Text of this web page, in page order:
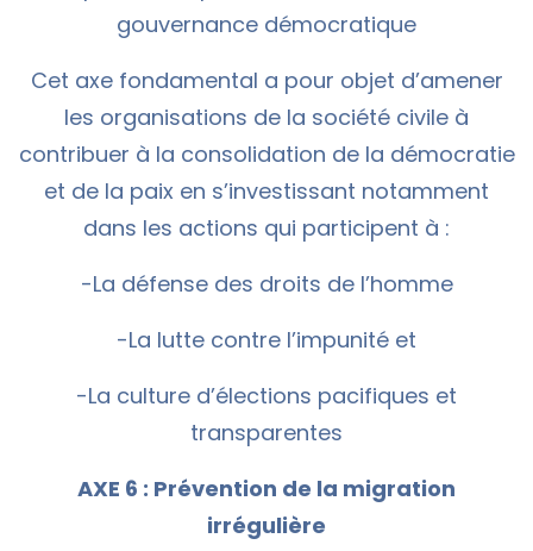
gouvernance démocratique
Cet axe fondamental a pour objet d’amener
les organisations de la société civile à
contribuer à la consolidation de la démocratie
et de la paix en s’investissant notamment
dans les actions qui participent à :
-La défense des droits de l’homme
-La lutte contre l’impunité et
-La culture d’élections pacifiques et
transparentes
AXE 6 : Prévention de la migration
irrégulière